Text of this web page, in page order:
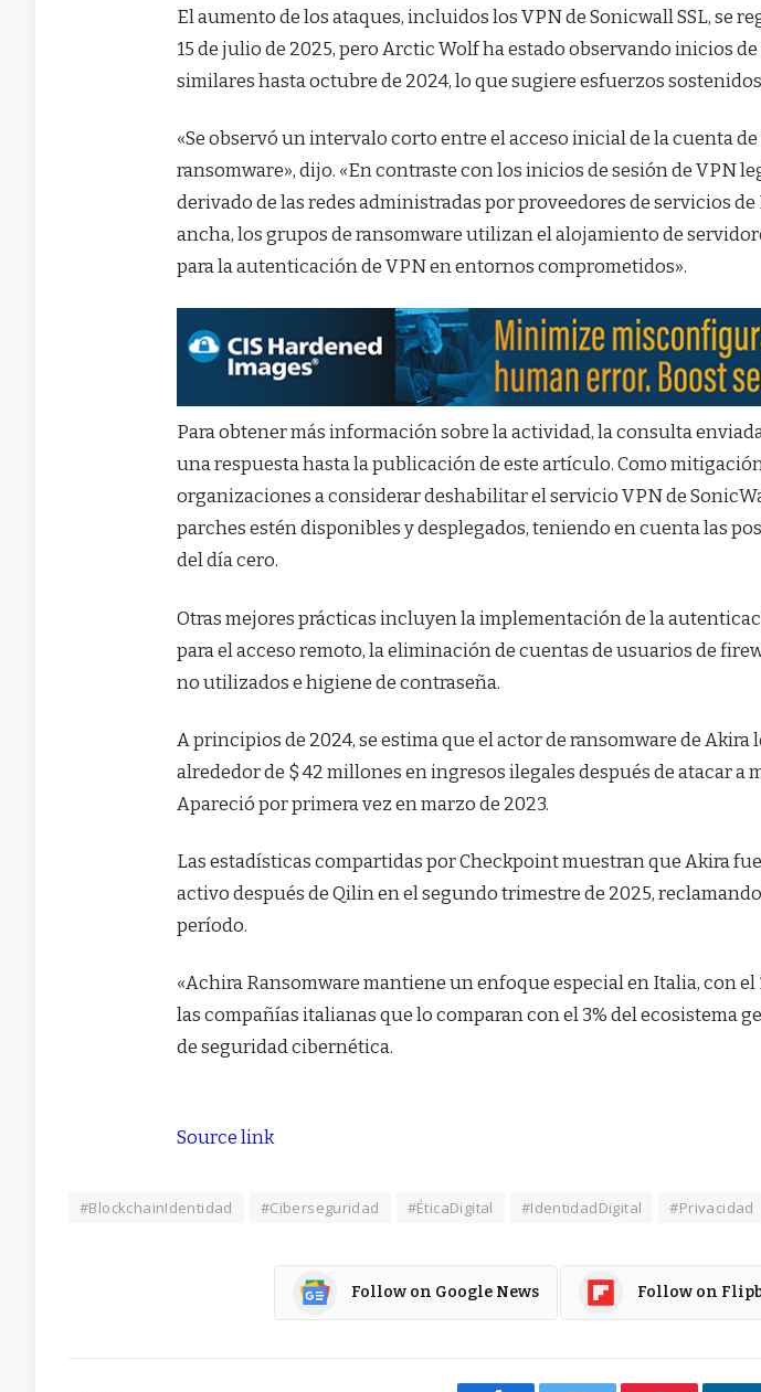
El aumento de los ataques, incluidos los VPN de Sonicwall SSL, se
15 de julio de 2025, pero Arctic Wolf ha estado observando inicios
similares hasta octubre de 2024, lo que sugiere esfuerzos
«Se observó un intervalo corto entre el acceso inicial de la cuenta de
ransomware», dijo. «En contraste con los inicios de sesión de VPN
derivado de las redes administradas por proveedores de servicios
ancha, los grupos de ransomware utilizan el alojamiento de
para la autenticación de VPN en entornos comprometidos».
Para obtener más información sobre la actividad, la consulta
una respuesta hasta la publicación de este artículo. Como
organizaciones a considerar deshabilitar el servicio VPN de
parches estén disponibles y desplegados, teniendo en cuenta las
del día cero.
Otras mejores prácticas incluyen la implementación de la
para el acceso remoto, la eliminación de cuentas de usuarios de
no utilizados e higiene de contraseña.
A principios de 2024, se estima que el actor de ransomware de Akira
alrededor de $ 42 millones en ingresos ilegales después de atacar a
Apareció por primera vez en marzo de 2023.
Las estadísticas compartidas por Checkpoint muestran que Akira
activo después de Qilin en el segundo trimestre de 2025,
período.
«Achira Ransomware mantiene un enfoque especial en Italia, con el
las compañías italianas que lo comparan con el 3% del ecosistema
de seguridad cibernética.
Source link
#BlockchainIdentidad #Ciberseguridad #ÉticaDigital #IdentidadDigital #Privacidad
Follow on Google News Follow on